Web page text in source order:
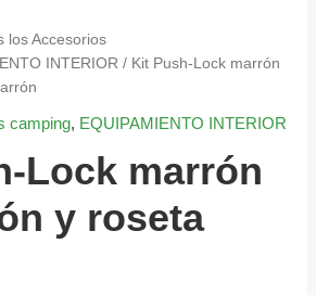
los Accesorios
INTERIOR / Kit Push-Lock marrón
camping, EQUIPAMIENTO INTERIOR
Lock marrón
y roseta